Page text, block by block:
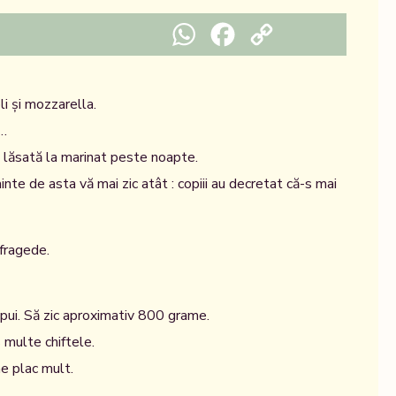
WhatsAppFacebook
Copy Link
și mozzarella.
la marinat peste noapte.
de asta vă mai zic atât : copiii au decretat că-s mai
Să zic aproximativ 800 grame.
multe chiftele.
plac mult.